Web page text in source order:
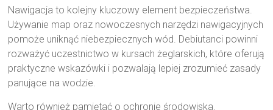
Nawigacja to kolejny kluczowy element bezpieczeństwa.
Używanie map oraz nowoczesnych narzędzi nawigacyjnych
pomoże uniknąć niebezpiecznych wód. Debiutanci powinni
rozważyć uczestnictwo w kursach żeglarskich, które oferują
praktyczne wskazówki i pozwalają lepiej zrozumieć zasady
panujące na wodzie.
Warto również pamiętać o ochronie środowiska.